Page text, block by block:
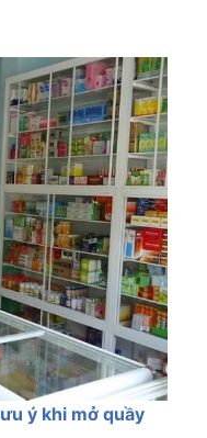
ý khi mở quầy